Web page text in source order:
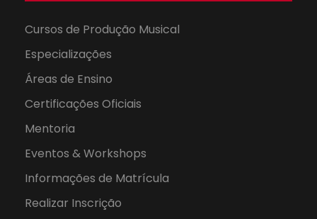
Cursos de Produção Musical
Especializações
Áreas de Ensino
Certificações Oficiais
Mentoria
Eventos & Workshops
Informações de Matrícula
Realizar Inscrição